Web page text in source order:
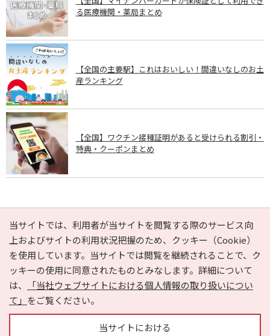
る医療機関・薬局まとめ
【全国の主要駅】これはおいしい！間違いなしのお土
産ランキング
【全国】ワクチン接種証明があると受けられる割引・
特典・クーポンまとめ
PAGE TOP
当サイトでは、利用者が当サイトを閲覧する際のサービス向
上およびサイトの利用状況把握のため、クッキー（Cookie）
を使用しています。当サイトでは閲覧を継続されることで、ク
ッキーの使用に同意されたものとみなします。詳細について
は、
「当社ウェブサイトにおける個人情報の取り扱いについ
て」 をご覧ください。
当サイトにおける
e-NAVITA（イーナビタ）とは？ お気に入り
ヘルプ
利用規約
個人情報の取り扱いについて
運営会社
サイトマップ
広告掲載に関するお問い合わせ